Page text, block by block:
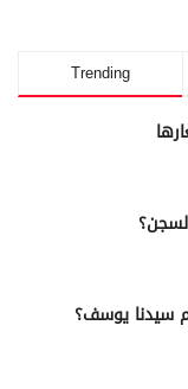
Trending
سيدنا يوسف؟